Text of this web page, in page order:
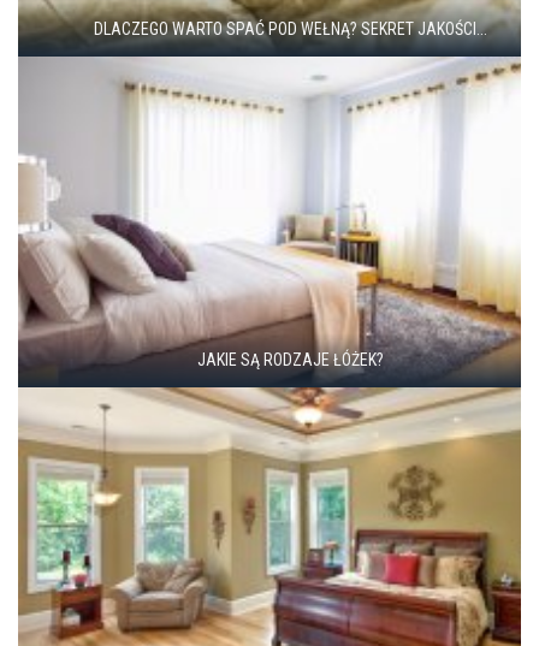
DLACZEGO WARTO SPAĆ POD WEŁNĄ? SEKRET JAKOŚCI...
JAKIE SĄ RODZAJE ŁÓŻEK?